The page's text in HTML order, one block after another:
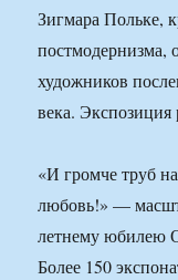
Зигмара Польке,
постмодернизма,
художников
века.
«И громче труб
любовь!» —
летнему юбилею
Более 150